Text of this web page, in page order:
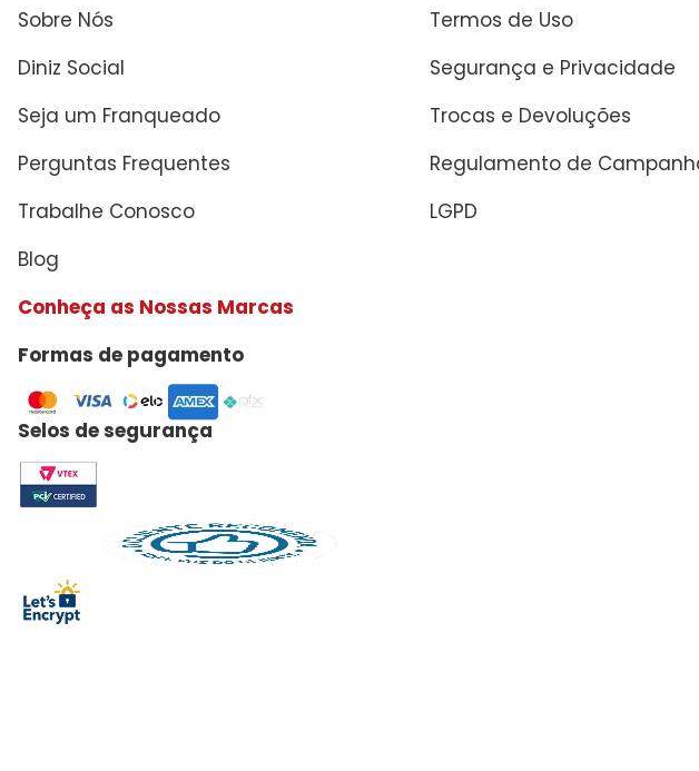
Sobre Nós
Diniz Social
Seja um Franqueado
Perguntas Frequentes
Trabalhe Conosco
Blog
Conheça as Nossas Marcas
Termos de Uso
Segurança e Privacidade
Trocas e Devoluções
Regulamento de
LGPD
Formas de pagamento
Selos de segurança